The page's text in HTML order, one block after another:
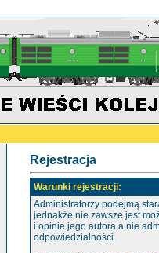
Rejestracja
Warunki rejestracji:
Administratorzy podejmą
jednakże nie zawsze jest
i opinie jego autora a nie
odpowiedzialności.